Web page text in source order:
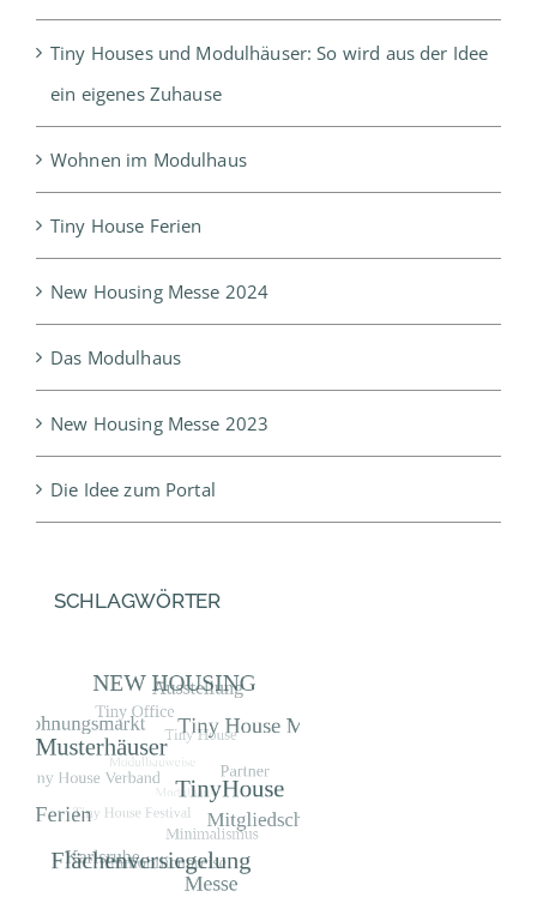
Tiny Houses und Modulhäuser: So wird aus der Idee
ein eigenes Zuhause
Wohnen im Modulhaus
Tiny House Ferien
New Housing Messe 2024
Das Modulhaus
New Housing Messe 2023
Die Idee zum Portal
SCHLAGWÖRTER